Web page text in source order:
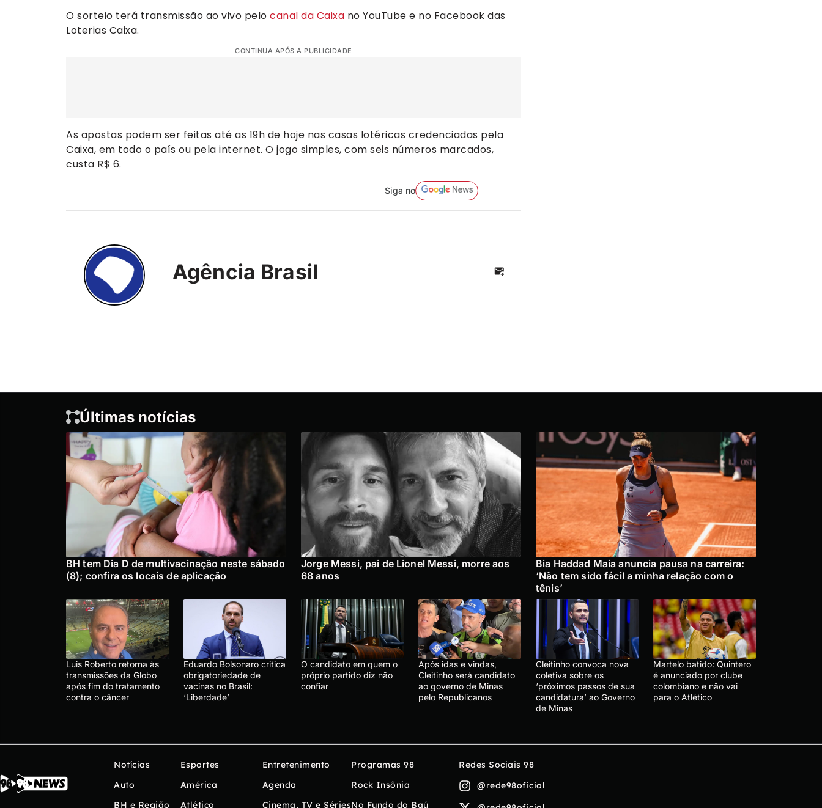
O sorteio terá transmissão ao vivo pelo canal da Caixa no YouTube e no Facebook das
Loterias Caixa.
CONTINUA APÓS A PUBLICIDADE
As apostas podem ser feitas até as 19h de hoje nas casas lotéricas credenciadas pela
Caixa, em todo o país ou pela internet. O jogo simples, com seis números marcados,
custa R$ 6.
Siga no
Agência Brasil
Últimas notícias
BH tem Dia D de multivacinação neste sábado
(8); confira os locais de aplicação
Jorge Messi, pai de Lionel Messi, morre aos
68 anos
Bia Haddad Maia anuncia pausa na carreira:
‘Não tem sido fácil a minha relação com o
tênis’
Luis Roberto retorna às
transmissões da Globo
após fim do tratamento
contra o câncer
Eduardo Bolsonaro critica
obrigatoriedade de
vacinas no Brasil:
‘Liberdade’
O candidato em quem o
próprio partido diz não
confiar
Após idas e vindas,
Cleitinho será candidato
ao governo de Minas
pelo Republicanos
Cleitinho convoca nova
coletiva sobre os
‘próximos passos de sua
candidatura’ ao Governo
de Minas
Martelo batido: Quintero
é anunciado por clube
colombiano e não vai
para o Atlético
Notícias
Auto
BH e Região
Esportes
América
Atlético
Entretenimento
Agenda
Cinema, TV e Séries
Programas 98
Rock Insônia
No Fundo do Baú
Redes Sociais 98
@rede98oficial